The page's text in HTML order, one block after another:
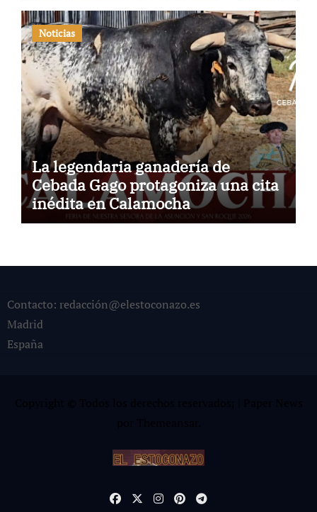
Noticias
La legendaria ganadería de
Cebada Gago protagoniza una cita
inédita en Calamocha
Contacto: redacción@elestoconazo.es
Madrid
España